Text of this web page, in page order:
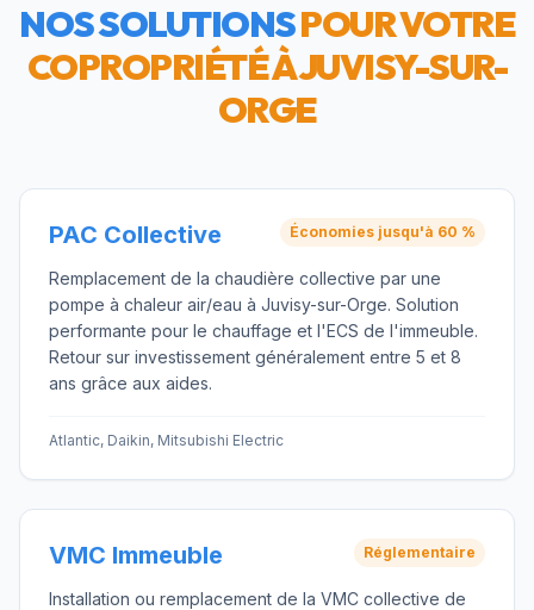
NOS SOLUTIONSPOUR VOTRE
COPROPRIÉTÉ ÀJUVISY-SUR-
ORGE
PAC Collective Économies jusqu'à 60 %
Remplacement de la chaudière collective par une
pompe à chaleur air/eau à Juvisy-sur-Orge. Solution
performante pour le chauffage et l'ECS de l'immeuble.
Retour sur investissement généralement entre 5 et 8
ans grâce aux aides.
Atlantic, Daikin, Mitsubishi Electric
VMC Immeuble Réglementaire
Installation ou remplacement de la VMC collective de